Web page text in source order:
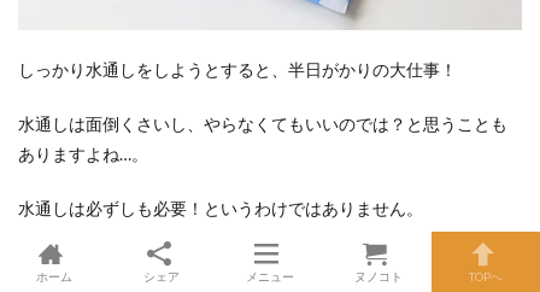
しっかり水通しをしようとすると、半日がかりの大仕事！
水通しは面倒くさいし、やらなくてもいいのでは？と思うことも
ありますよね…。
水通しは必ずしも必要！というわけではありません。
化学繊維（ポリエステル、ナイロンなど）
は、水で縮みにくいの
ホーム シェア メニュー ヌノコト TOPへ